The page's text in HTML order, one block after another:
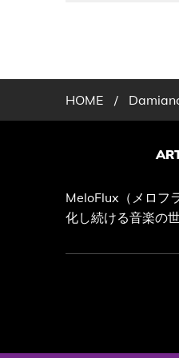
HOME /
MeloFlux（メロフ
化し続ける音楽の